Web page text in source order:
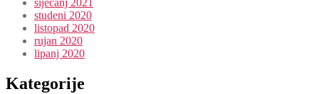
siječanj 2021
studeni 2020
listopad 2020
rujan 2020
lipanj 2020
Kategorije